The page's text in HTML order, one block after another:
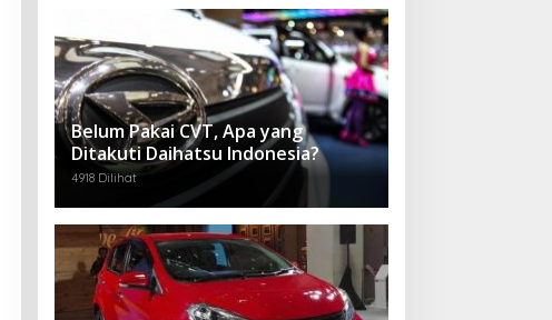
Belum Pakai CVT, Apa yang
Ditakuti Daihatsu Indonesia?
4918 Dilihat